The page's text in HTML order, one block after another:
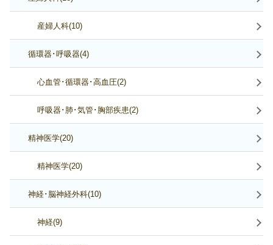
産婦人科(10)
循環器･呼吸器(4)
心血管･循環器･高血圧(2)
呼吸器･肺･気管･胸部疾患(2)
精神医学(20)
精神医学(20)
神経･脳神経外科(10)
神経(9)